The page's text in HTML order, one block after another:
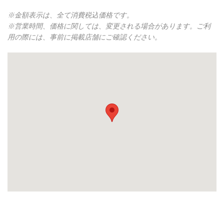
※金額表示は、全て消費税込価格です。
※営業時間、価格に関しては、変更される場合があります。ご利
用の際には、事前に掲載店舗にご確認ください。